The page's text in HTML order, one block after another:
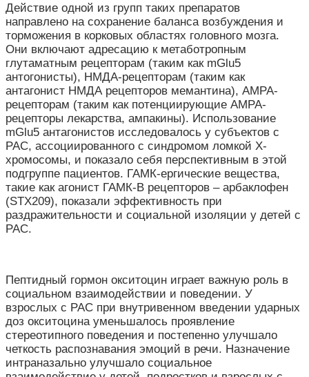
Действие одной из групп таких препаратов
направлено на сохранение баланса возбуждения и
торможения в корковых областях головного мозга.
Они включают адресацию к метаботропным
глутаматным рецепторам (таким как mGlu5
антогонисты), НМДА-рецепторам (таким как
антагонист НМДА рецепторов мемантина), AMPA-
рецепторам (таким как потенциирующие АМРА-
рецепторы лекарства, ампакины). Использование
mGlu5 антагонистов исследовалось у субъектов с
РАС, ассоциированного с синдромом ломкой Х-
хромосомы, и показало себя перспективным в этой
подгруппе пациентов. ГАМК-ергические вещества,
такие как агонист ГАМК-В рецепторов – арбаклофен
(STX209), показали эффективность при
раздражительности и социальной изоляции у детей с
РАС.
Пептидный гормон окситоцин играет важную роль в
социальном взаимодействии и поведении. У
взрослых с РАС при внутривенном введении ударных
доз окситоцина уменьшалось проявление
стереотипного поведения и постепенно улучшало
четкость распознавания эмоций в речи. Назначение
интраназально улучшало социальное